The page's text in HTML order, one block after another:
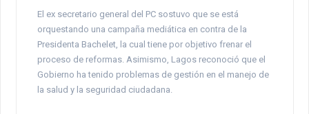
El ex secretario general del PC sostuvo que se está
orquestando una campaña mediática en contra de la
Presidenta Bachelet, la cual tiene por objetivo frenar el
proceso de reformas. Asimismo, Lagos reconoció que el
Gobierno ha tenido problemas de gestión en el manejo de
la salud y la seguridad ciudadana.